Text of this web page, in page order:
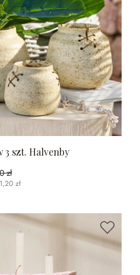
3 szt. Halvenby
zł
zł